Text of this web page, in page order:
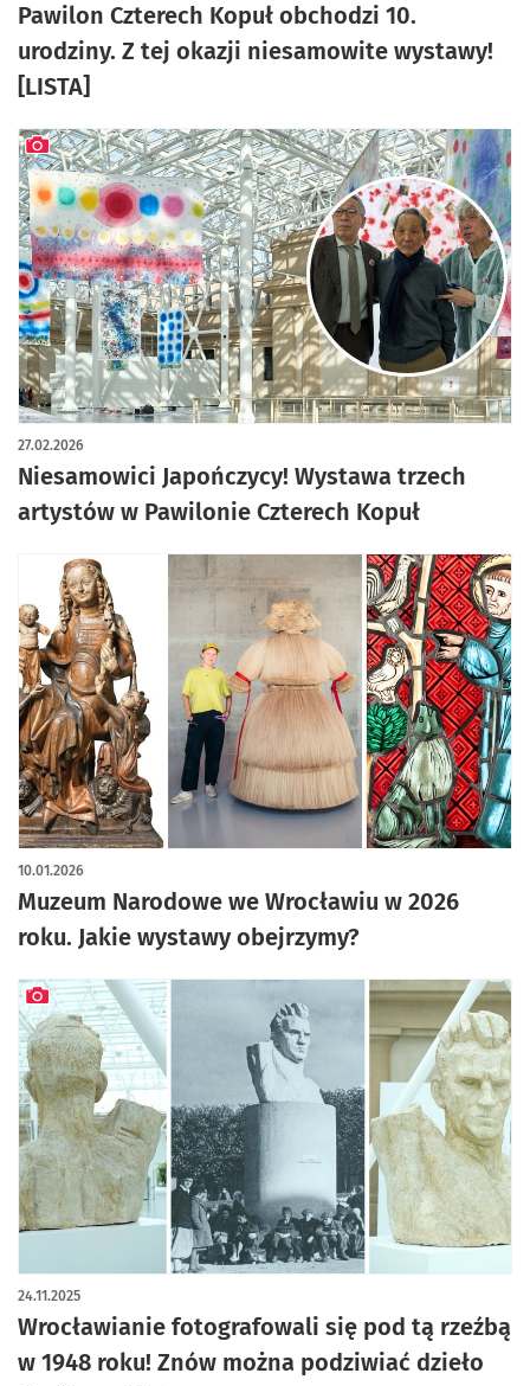
Pawilon Czterech Kopuł obchodzi 10.
urodziny. Z tej okazji niesamowite wystawy!
[LISTA]
Niesamowici Japończycy! Wystawa trzech
artystów w Pawilonie Czterech Kopuł
27.02.2026
artykuł z galerią zdjęć
Muzeum Narodowe we Wrocławiu w 2026
roku. Jakie wystawy obejrzymy?
10.01.2026
Wrocławianie fotografowali się pod tą rzeźbą
w 1948 roku! Znów można podziwiać dzieło
24.11.2025
artykuł z galerią zdjęć